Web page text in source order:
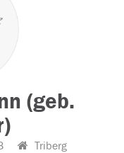
(geb.
Triberg